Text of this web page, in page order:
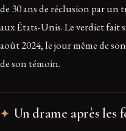
de 30 ans de réclusion par un
aux États-Unis. Le verdict fait
août 2024, le jour même de
de son témoin.
Un drame après les